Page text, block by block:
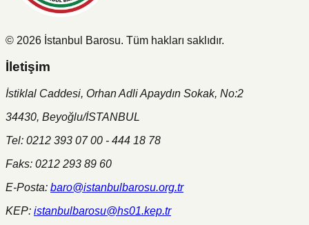
© 2026 İstanbul Barosu. Tüm hakları saklıdır.
İletişim
İstiklal Caddesi, Orhan Adli Apaydın Sokak, No:2
34430, Beyoğlu/İSTANBUL
Tel: 0212 393 07 00 - 444 18 78
Faks: 0212 293 89 60
E-Posta: baro@istanbulbarosu.org.tr
KEP: istanbulbarosu@hs01.kep.tr